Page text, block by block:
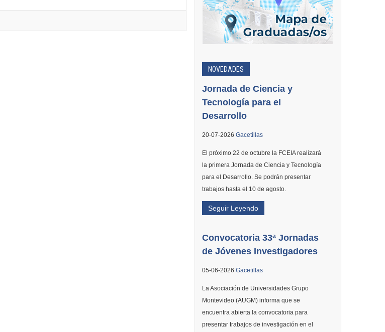
NOVEDADES
Jornada de Ciencia y
Tecnología para el
Desarrollo
20-07-2026 Gacetillas
El próximo 22 de octubre la FCEIA realizará
la primera Jornada de Ciencia y Tecnología
para el Desarrollo. Se podrán presentar
trabajos hasta el 10 de agosto.
Seguir Leyendo
Convocatoria 33ª Jornadas
de Jóvenes Investigadores
05-06-2026 Gacetillas
La Asociación de Universidades Grupo
Montevideo (AUGM) informa que se
encuentra abierta la convocatoria para
presentar trabajos de investigación en el